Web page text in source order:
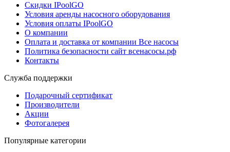
Скидки IPoolGO
Условия аренды насосного оборудования
Условия оплаты IPoolGO
О компании
Оплата и доставка от компании Все насосы
Политика безопасности сайт всенасосы.рф
Контакты
Служба поддержки
Подарочный сертификат
Производители
Акции
Фотогалерея
Популярные категории